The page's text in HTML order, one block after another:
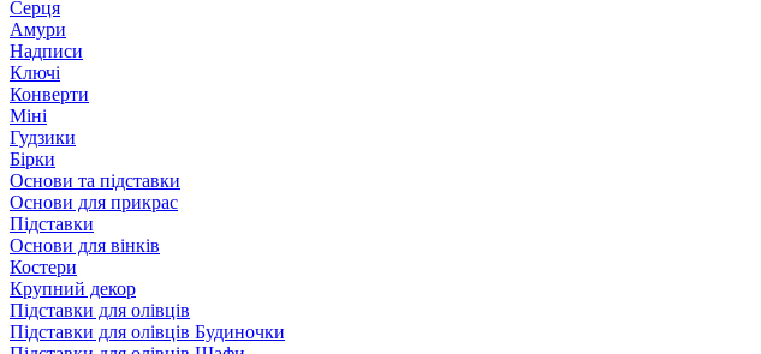
Серця
Амури
Надписи
Ключі
Конверти
Міні
Гудзики
Бірки
Основи та підставки
Основи для прикрас
Підставки
Основи для вінків
Костери
Крупний декор
Підставки для олівців
Підставки для олівців Будиночки